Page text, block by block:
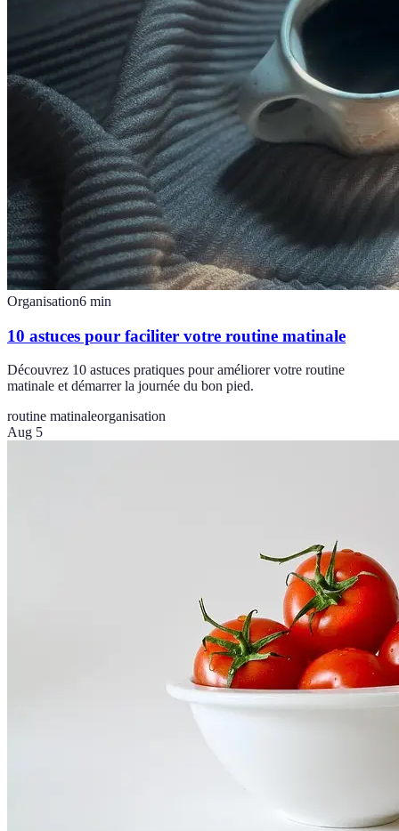
Organisation6 min
10 astuces pour faciliter votre routine matinale
Découvrez 10 astuces pratiques pour améliorer votre routine
matinale et démarrer la journée du bon pied.
routine matinaleorganisation
Aug 5